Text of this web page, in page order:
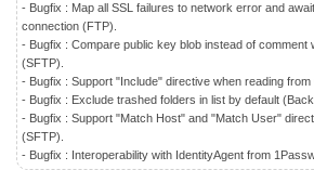
- Bugfix : Map all SSL failures to network error and
connection (FTP).
- Bugfix : Compare public key blob instead of comment
(SFTP).
- Bugfix : Support "Include" directive when reading from
- Bugfix : Exclude trashed folders in list by default
- Bugfix : Support "Match Host" and "Match User"
(SFTP).
- Bugfix : Interoperability with IdentityAgent from